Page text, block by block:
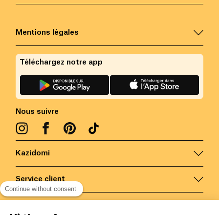
Kazidomi
Service client
Mentions légales
Nous suivre
Téléchargez notre app
Continue without consent